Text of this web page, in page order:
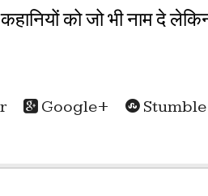
को जो भी नाम दे
Google+ Stumble